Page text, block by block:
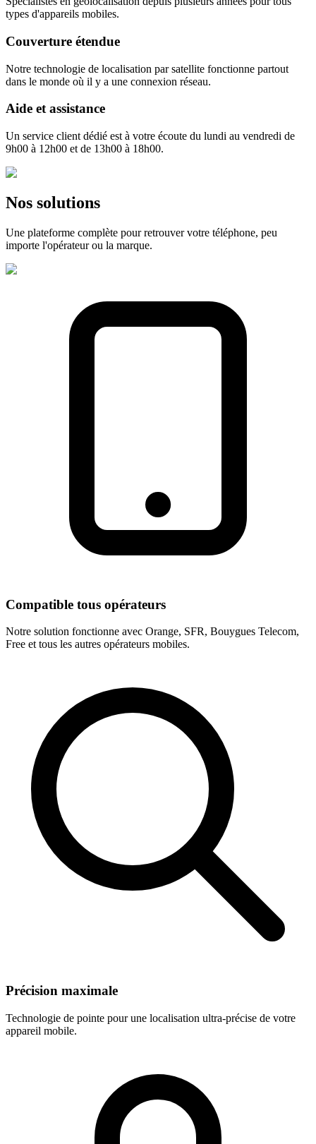
types d'appareils mobiles.
Couverture étendue
Notre technologie de localisation par satellite fonctionne partout
dans le monde où il y a une connexion réseau.
Aide et assistance
Un service client dédié est à votre écoute du lundi au vendredi de
9h00 à 12h00 et de 13h00 à 18h00.
Nos solutions
Une plateforme complète pour retrouver votre téléphone, peu
importe l'opérateur ou la marque.
Compatible tous opérateurs
Notre solution fonctionne avec Orange, SFR, Bouygues Telecom,
Free et tous les autres opérateurs mobiles.
Précision maximale
Technologie de pointe pour une localisation ultra-précise de votre
appareil mobile.